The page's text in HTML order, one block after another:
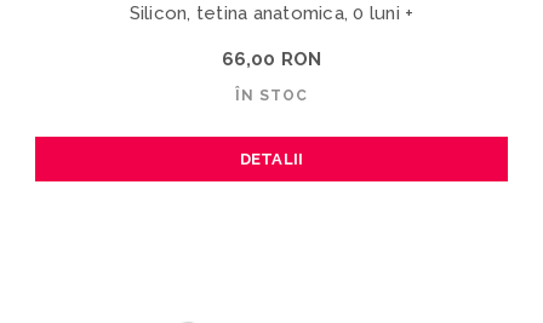
Silicon, tetina anatomica, 0 luni +
66,00 RON
ÎN STOC
DETALII